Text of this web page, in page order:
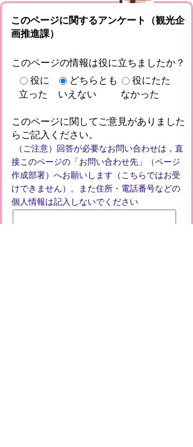
このページに関するアンケート（観光企
画推進課）
このページの情報は役に立ちましたか？
役に
立った
どちらとも
いえない
役にたた
なかった
このページに関してご意見がありました
らご記入ください。
（ご注意）回答が必要なお問い合わせは，直
接このページの「お問い合わせ先」（ページ
作成部署）へお願いします（こちらではお受
けできません）。また住所・電話番号などの
個人情報は記入しないでください